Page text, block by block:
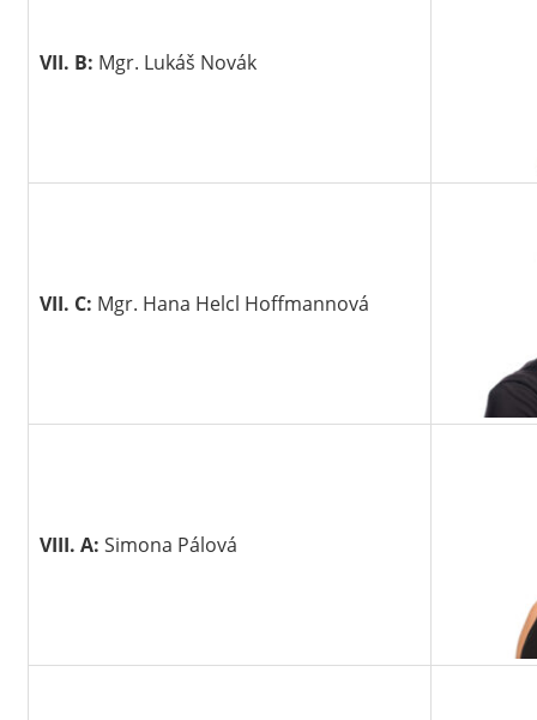
VII. B: Mgr. Lukáš Novák
VII. C: Mgr. Hana Helcl Hoffmannová
VIII. A: Simona Pálová